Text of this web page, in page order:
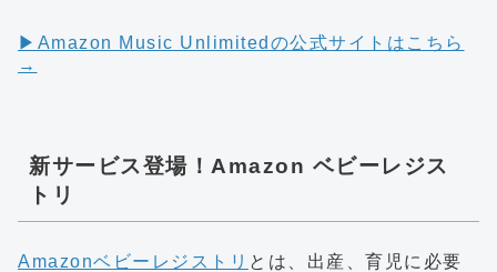
▶︎Amazon Music Unlimitedの公式サイトはこちら
→
新サービス登場！Amazon ベビーレジス
トリ
Amazonベビーレジストリ とは、出産、育児に必要